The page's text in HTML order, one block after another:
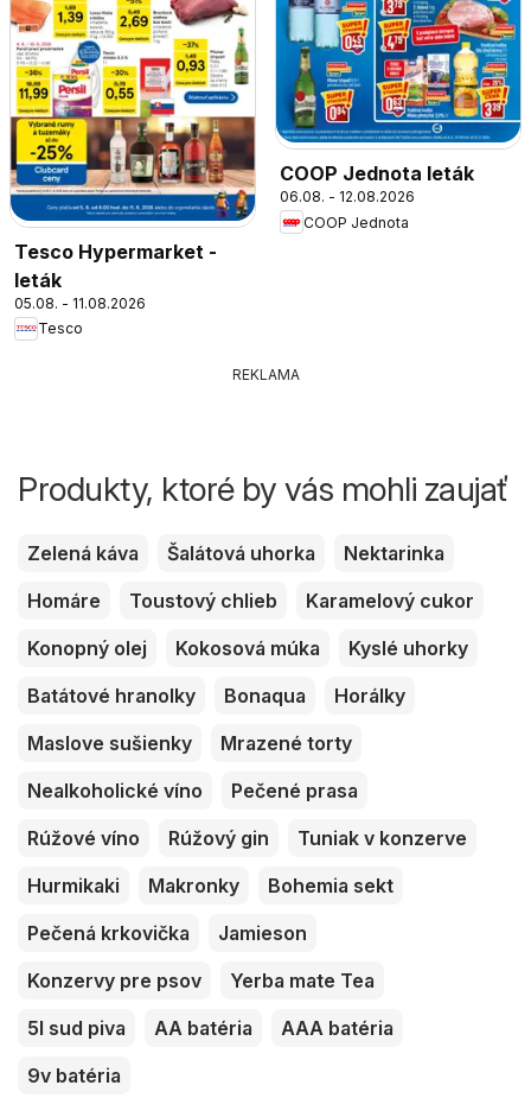
Tesco Hypermarket -
leták
05.08. - 11.08.2026
Tesco
COOP Jednota leták
06.08. - 12.08.2026
COOP Jednota
REKLAMA
Produkty, ktoré by vás mohli zaujať
Zelená káva Šalátová uhorka
Nektarinka
Homáre
Toustový chlieb
Karamelový cukor
Konopný olej
Kokosová múka
Kyslé uhorky
Batátové hranolky
Bonaqua
Horálky
Maslove sušienky
Mrazené torty
Nealkoholické víno
Pečené prasa
Rúžové víno
Rúžový gin
Tuniak v konzerve
Hurmikaki
Makronky
Bohemia sekt
Pečená krkovička
Jamieson
Konzervy pre psov
Yerba mate Tea
5l sud piva
AA batéria
AAA batéria
9v batéria